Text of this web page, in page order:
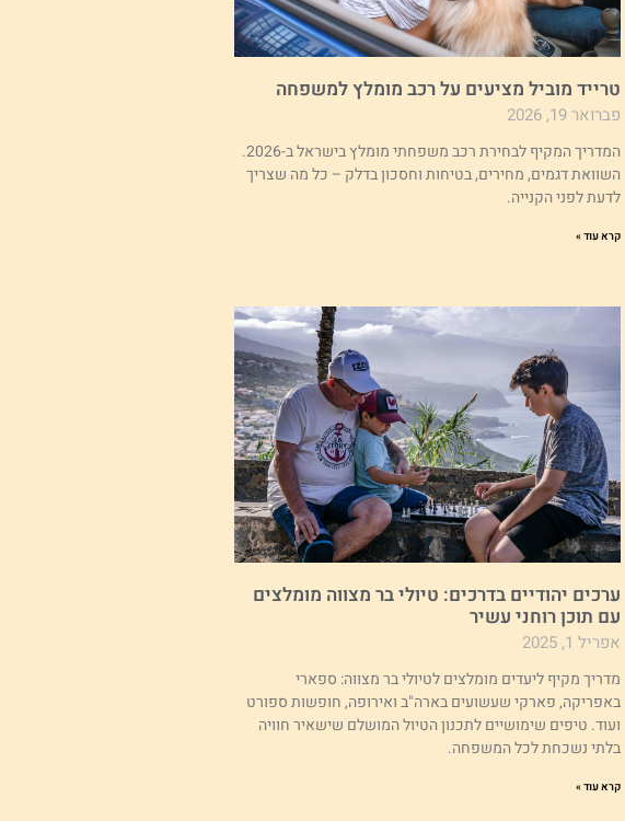
טרייד מוביל מציעים על רכב מומלץ למשפחה
פברואר 19, 2026
המדריך המקיף לבחירת רכב משפחתי מומלץ בישראל ב-2026.
השוואת דגמים, מחירים, בטיחות וחסכון בדלק – כל מה שצריך
לדעת לפני הקנייה.
קרא עוד »
ערכים יהודיים בדרכים: טיולי בר מצווה מומלצים
עם תוכן רוחני עשיר
אפריל 1, 2025
מדריך מקיף ליעדים מומלצים לטיולי בר מצווה: ספארי
באפריקה, פארקי שעשועים בארה"ב ואירופה, חופשות ספורט
ועוד. טיפים שימושיים לתכנון הטיול המושלם שישאיר חוויה
בלתי נשכחת לכל המשפחה.
קרא עוד »